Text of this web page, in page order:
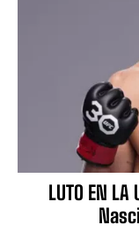
LUTO EN